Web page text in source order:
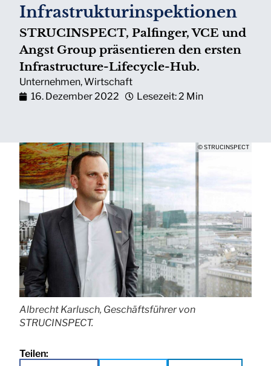
Infrastrukturinspektionen
STRUCINSPECT, Palfinger, VCE und
Angst Group präsentieren den ersten
Infrastructure-Lifecycle-Hub.
Unternehmen,Wirtschaft
16. Dezember 2022
Lesezeit: 2 Min
© STRUCINSPECT
Albrecht Karlusch, Geschäftsführer von
STRUCINSPECT.
Teilen: